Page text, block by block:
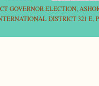
GOVERNOR ELECTION,
DISTRICT 321 E,